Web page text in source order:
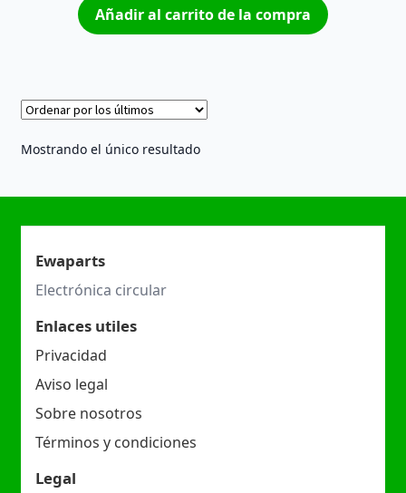
Añadir al carrito de la compra
Mostrando el único resultado
Ewaparts
Electrónica circular
Enlaces utiles
Privacidad
Aviso legal
Sobre nosotros
Términos y condiciones
Legal